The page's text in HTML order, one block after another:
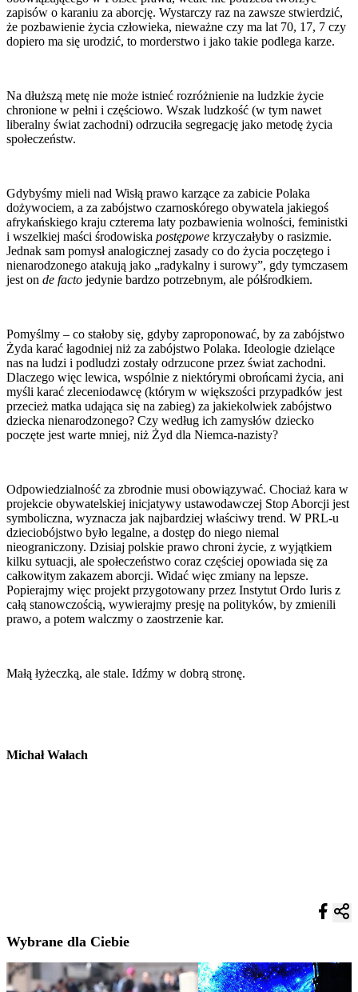
zapisów o karaniu za aborcję. Wystarczy raz na zawsze stwierdzić,
że pozbawienie życia człowieka, nieważne czy ma lat 70, 17, 7 czy
dopiero ma się urodzić, to morderstwo i jako takie podlega karze.
Na dłuższą metę nie może istnieć rozróżnienie na ludzkie życie
chronione w pełni i częściowo. Wszak ludzkość (w tym nawet
liberalny świat zachodni) odrzuciła segregację jako metodę życia
społeczeństw.
Gdybyśmy mieli nad Wisłą prawo karzące za zabicie Polaka
dożywociem, a za zabójstwo czarnoskórego obywatela jakiegoś
afrykańskiego kraju czterema laty pozbawienia wolności, feministki
i wszelkiej maści środowiska postępowe krzyczałyby o rasizmie.
Jednak sam pomysł analogicznej zasady co do życia poczętego i
nienarodzonego atakują jako „radykalny i surowy”, gdy tymczasem
jest on de facto jedynie bardzo potrzebnym, ale półśrodkiem.
Pomyślmy – co stałoby się, gdyby zaproponować, by za zabójstwo
Żyda karać łagodniej niż za zabójstwo Polaka. Ideologie dzielące
nas na ludzi i podludzi zostały odrzucone przez świat zachodni.
Dlaczego więc lewica, wspólnie z niektórymi obrońcami życia, ani
myśli karać zleceniodawcę (którym w większości przypadków jest
przecież matka udająca się na zabieg) za jakiekolwiek zabójstwo
dziecka nienarodzonego? Czy według ich zamysłów dziecko
poczęte jest warte mniej, niż Żyd dla Niemca-nazisty?
Odpowiedzialność za zbrodnie musi obowiązywać. Chociaż kara w
projekcie obywatelskiej inicjatywy ustawodawczej Stop Aborcji jest
symboliczna, wyznacza jak najbardziej właściwy trend. W PRL-u
dzieciobójstwo było legalne, a dostęp do niego niemal
nieograniczony. Dzisiaj polskie prawo chroni życie, z wyjątkiem
kilku sytuacji, ale społeczeństwo coraz częściej opowiada się za
całkowitym zakazem aborcji. Widać więc zmiany na lepsze.
Popierajmy więc projekt przygotowany przez Instytut Ordo Iuris z
całą stanowczością, wywierajmy presję na polityków, by zmienili
prawo, a potem walczmy o zaostrzenie kar.
Małą łyżeczką, ale stale. Idźmy w dobrą stronę.
Michał Wałach
Wybrane dla Ciebie